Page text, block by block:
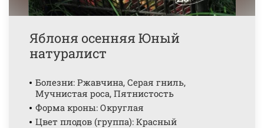
Яблоня осенняя Юный
натуралист
Болезни: Ржавчина, Серая гниль,
Мучнистая роса, Пятнистость
Форма кроны: Округлая
Цвет плодов (группа): Красный